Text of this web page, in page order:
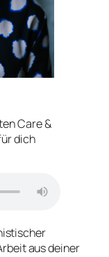
Care &
dich
aus deiner